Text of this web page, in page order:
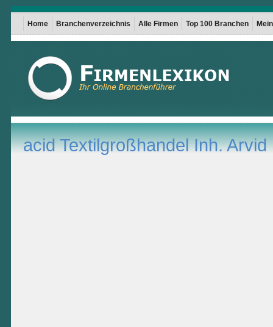
Home Branchenverzeichnis Alle Firmen Top 100 Branchen
acid Textilgroßhandel Inh. Arvid